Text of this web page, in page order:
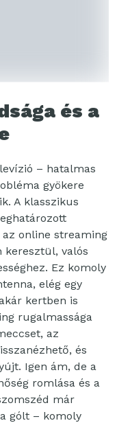
és a
– hatalmas
gyökere
A klasszikus
online streaming
keresztül, valós
Ez komoly
elég egy
kertben is
rugalmassága
az
és
Igen ám, de a
romlása és a
már
gólt – komoly